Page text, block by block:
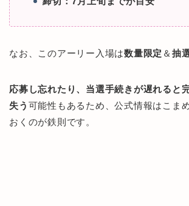
なお、このアーリー入場は数量限定 ＆ 抽
応募し忘れたり、当選手続きが遅れると
失う 可能性もあるため、公式情報はこま
おくのが鉄則です。